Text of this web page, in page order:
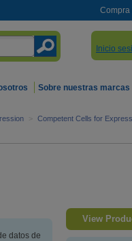
Compra
Inicio
Sobre nuestras marcas
> Competent Cells for
datos de
View